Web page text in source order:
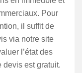
Pour
il suffit de
via notre site
l’état des
devis est gratuit.